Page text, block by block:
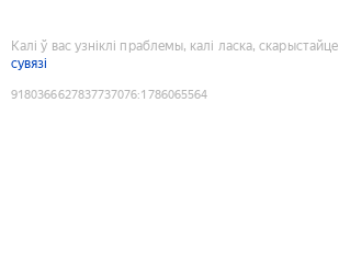
Калі ў вас узніклі праблемы, калі ласка, скарыстайце
сувязі
9180366627837737076:1786065564